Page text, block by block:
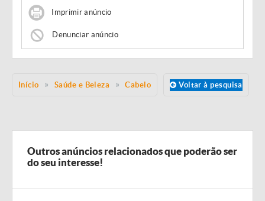
Imprimir anúncio
Denunciar anúncio
Início Saúde e Beleza Cabelo Voltar à pesquisa
Outros anúncios relacionados que poderão ser
do seu interesse!